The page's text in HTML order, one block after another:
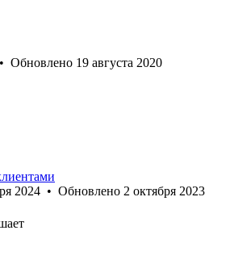
• Обновлено 19 августа 2020
2024 • Обновлено 2 октября 2023